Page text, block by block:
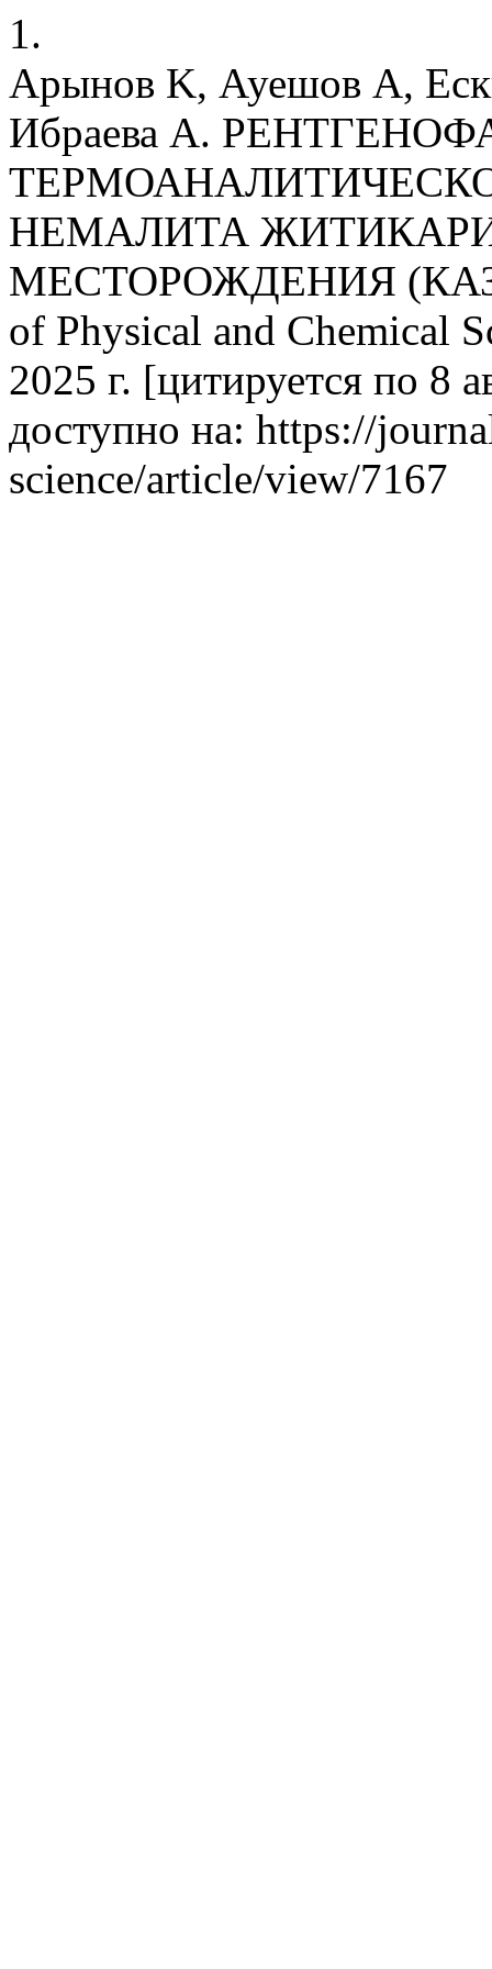
1.
Арынов K, Ауешов А,
Ибраева A.
НЕМАЛИТА
МЕСТОРОЖДЕНИЯ
of Physical and Chemical
2025 г. [цитируется по 8
доступно на: https://
science/article/view/7167